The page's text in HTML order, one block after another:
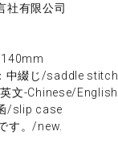
社有限公司
中綴じ/saddle stitch
文-Chinese/English
/slip case
す。/new.